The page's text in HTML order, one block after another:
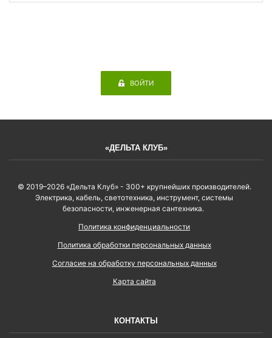
ВОЙТИ
«ДЕЛЬТА КЛУБ»
© 2019–2026 «Дельта Клуб» - 300+ крупнейших производителей.
Электрика, кабель, светотехника, инструмент, системы
безопасности, инженерная сантехника.
Политика конфиденциальности
Политика обработки персональных данных
Согласие на обработку персональных данных
Карта сайта
КОНТАКТЫ